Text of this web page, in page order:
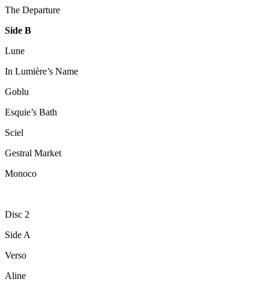
The Departure
Side B
Lune
In Lumière’s Name
Goblu
Esquie’s Bath
Sciel
Gestral Market
Monoco
Disc 2
Side A
Verso
Aline